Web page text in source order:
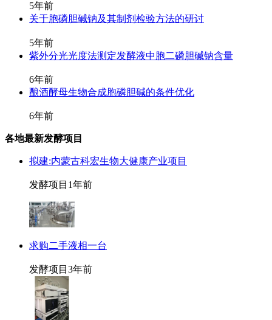
5年前
关于胞磷胆碱钠及其制剂检验方法的研讨
5年前
紫外分光光度法测定发酵液中胞二磷胆碱钠含量
6年前
酿酒酵母生物合成胞磷胆碱的条件优化
6年前
各地最新发酵项目
拟建:内蒙古科宏生物大健康产业项目
发酵项目 1年前
求购二手液相一台
发酵项目 3年前